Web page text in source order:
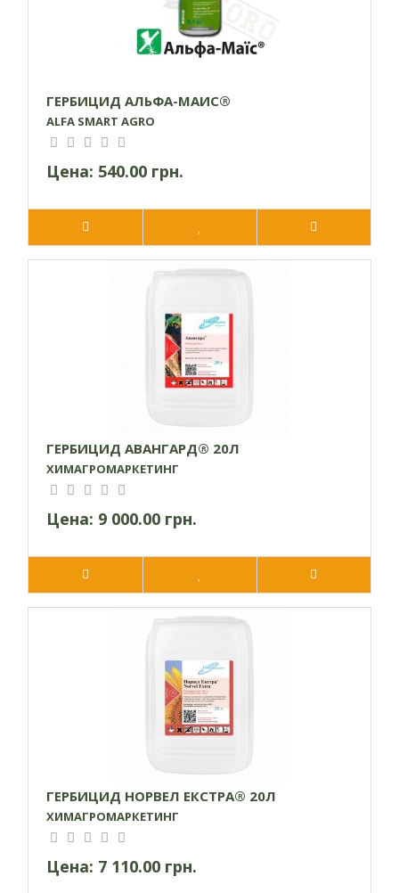
ГЕРБИЦИД АЛЬФА-МАИС®
ALFA SMART AGRO
Цена: 540.00 грн.
ГЕРБИЦИД АВАНГАРД® 20Л
ХИМАГРОМАРКЕТИНГ
Цена: 9 000.00 грн.
ГЕРБИЦИД НОРВЕЛ ЕКСТРА® 20Л
ХИМАГРОМАРКЕТИНГ
Цена: 7 110.00 грн.